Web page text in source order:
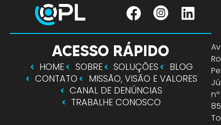
ACESSO RÁPIDO
HOME SOBRE SOLUÇÕES
BLOG
CONTATO
MISSÃO, VISÃO E VALORES
CANAL DE DENÚNCIAS
TRABALHE CONOSCO
nº